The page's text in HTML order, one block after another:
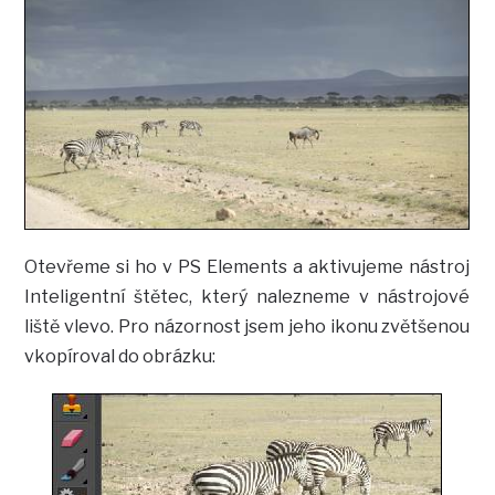
Otevřeme si ho v PS Elements a aktivujeme nástroj
Inteligentní štětec, který nalezneme v nástrojové
liště vlevo. Pro názornost jsem jeho ikonu zvětšenou
vkopíroval do obrázku: